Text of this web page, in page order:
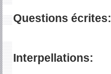
Questions écrites:
Interpellations: